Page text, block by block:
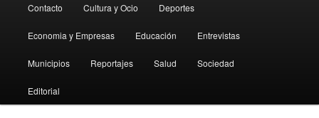
Contacto Cultura y Ocio Deportes
Economia y Empresas Educación Entrevistas
Municipios Reportajes Salud Sociedad
Editorial